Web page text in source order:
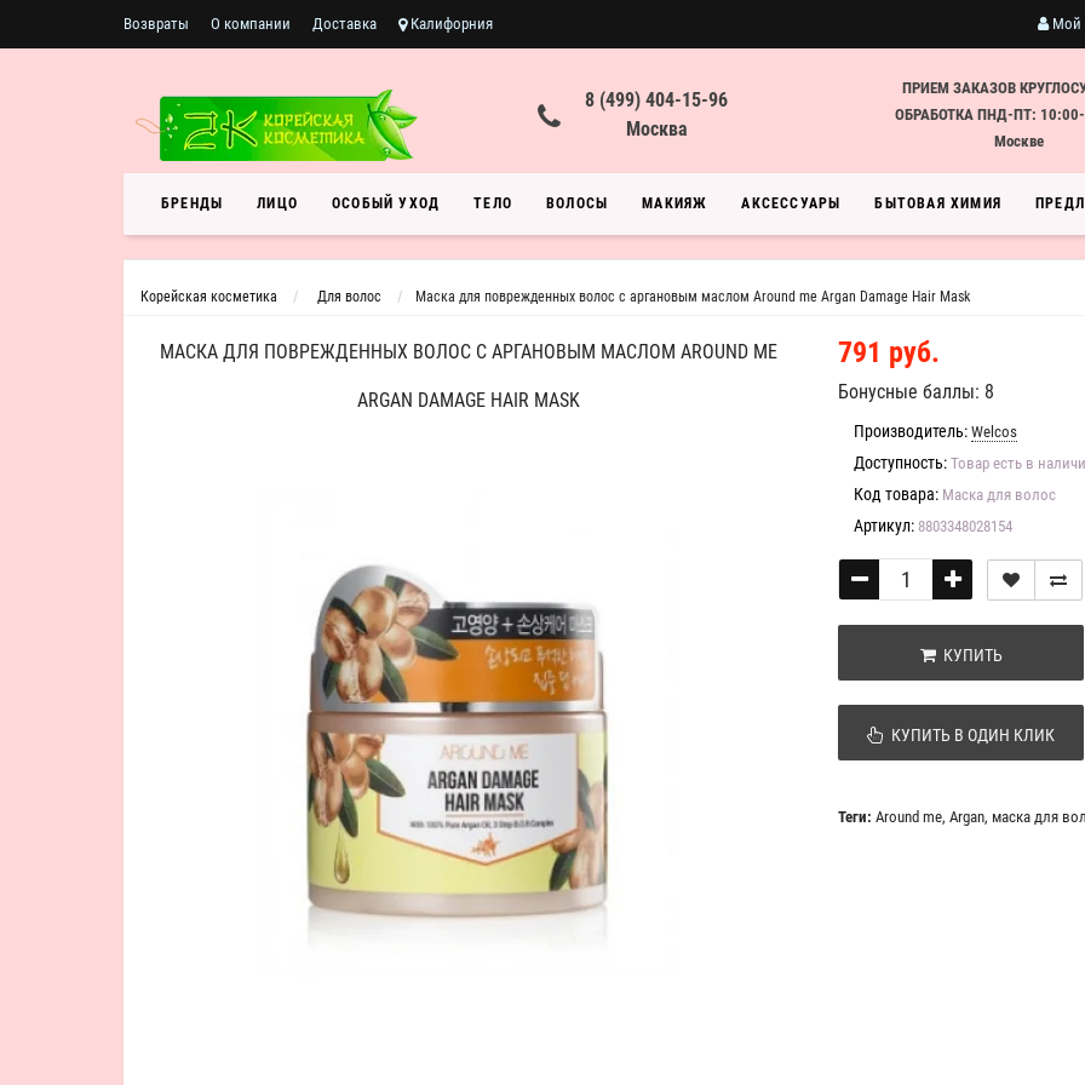
Возвраты О компании Доставка Калифорния Мой
8 (499) 404-15-96
Москва
ПРИЕМ ЗАКАЗОВ
ОБРАБОТКА ПНД-ПТ:
Москве
БРЕНДЫ ЛИЦО ОСОБЫЙ УХОД ТЕЛО ВОЛОСЫ МАКИЯЖ АКСЕССУАРЫ БЫТОВАЯ ХИМИЯ
Корейская косметика Для волос Маска для поврежденных волос с аргановым маслом Around me Argan Damage Hair Mask
МАСКА ДЛЯ ПОВРЕЖДЕННЫХ ВОЛОС С АРГАНОВЫМ МАСЛОМ AROUND ME
ARGAN DAMAGE HAIR MASK
791 руб.
Бонусные баллы: 8
Производитель: Welcos
Доступность: Товар есть в
Код товара: Маска для волос
Артикул: 8803348028154
КУПИТЬ
КУПИТЬ В ОДИН КЛИК
Теги: Around me, Argan, маска для